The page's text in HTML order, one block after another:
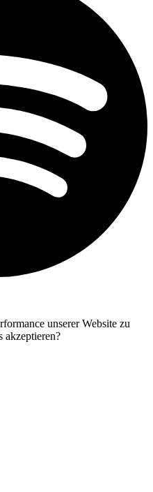
unserer Website zu
akzeptieren?